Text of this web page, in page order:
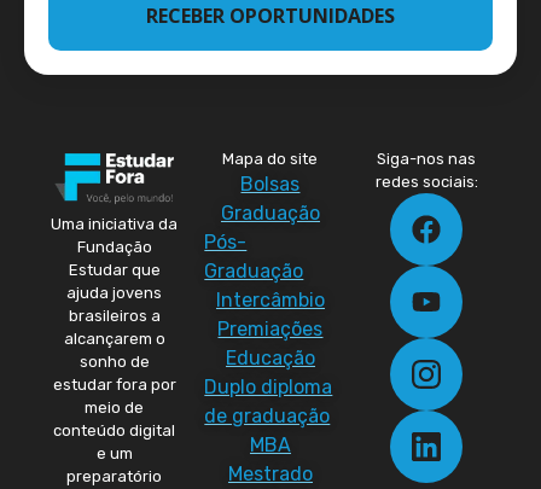
RECEBER OPORTUNIDADES
Uma iniciativa da
Fundação
Estudar que
ajuda jovens
brasileiros a
alcançarem o
sonho de
estudar fora por
meio de
conteúdo digital
e um
preparatório
Mapa do site
Bolsas
Graduação
Pós-
Graduação
Intercâmbio
Premiações
Educação
Duplo diploma
de graduação
MBA
Mestrado
Siga-nos nas
redes sociais: